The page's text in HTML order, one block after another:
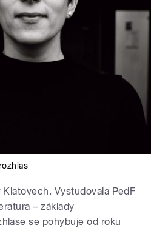
Vystudovala PedF
– základy
se pohybuje od roku